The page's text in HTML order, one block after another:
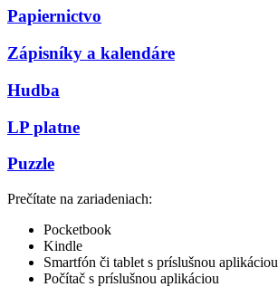
Papiernictvo
Zápisníky a kalendáre
Hudba
LP platne
Puzzle
Prečítate na zariadeniach:
Pocketbook
Kindle
Smartfón či tablet s príslušnou aplikáciou
Počítač s príslušnou aplikáciou